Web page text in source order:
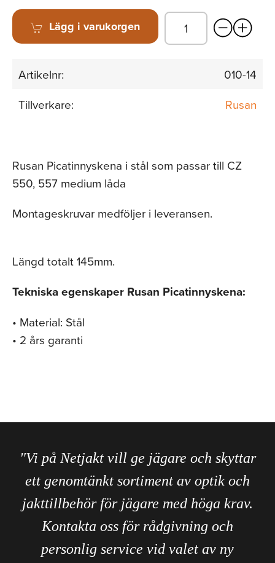
Lägg i varukorgen
Artikelnr:
010-14
Tillverkare:
Rusan
Rusan Picatinnyskena i stål som passar till CZ
550, 557 medium låda
Montageskruvar medföljer i leveransen.
Längd totalt 145mm.
Tekniska egenskaper Rusan Picatinnyskena:
• Material: Stål
• 2 års garanti
"Vi på Netjakt vill ge jägare och skyttar
ett genomtänkt sortiment av optik och
jakttillbehör för jägare med höga krav.
Kontakta oss för rådgivning och
personlig service vid valet av ny